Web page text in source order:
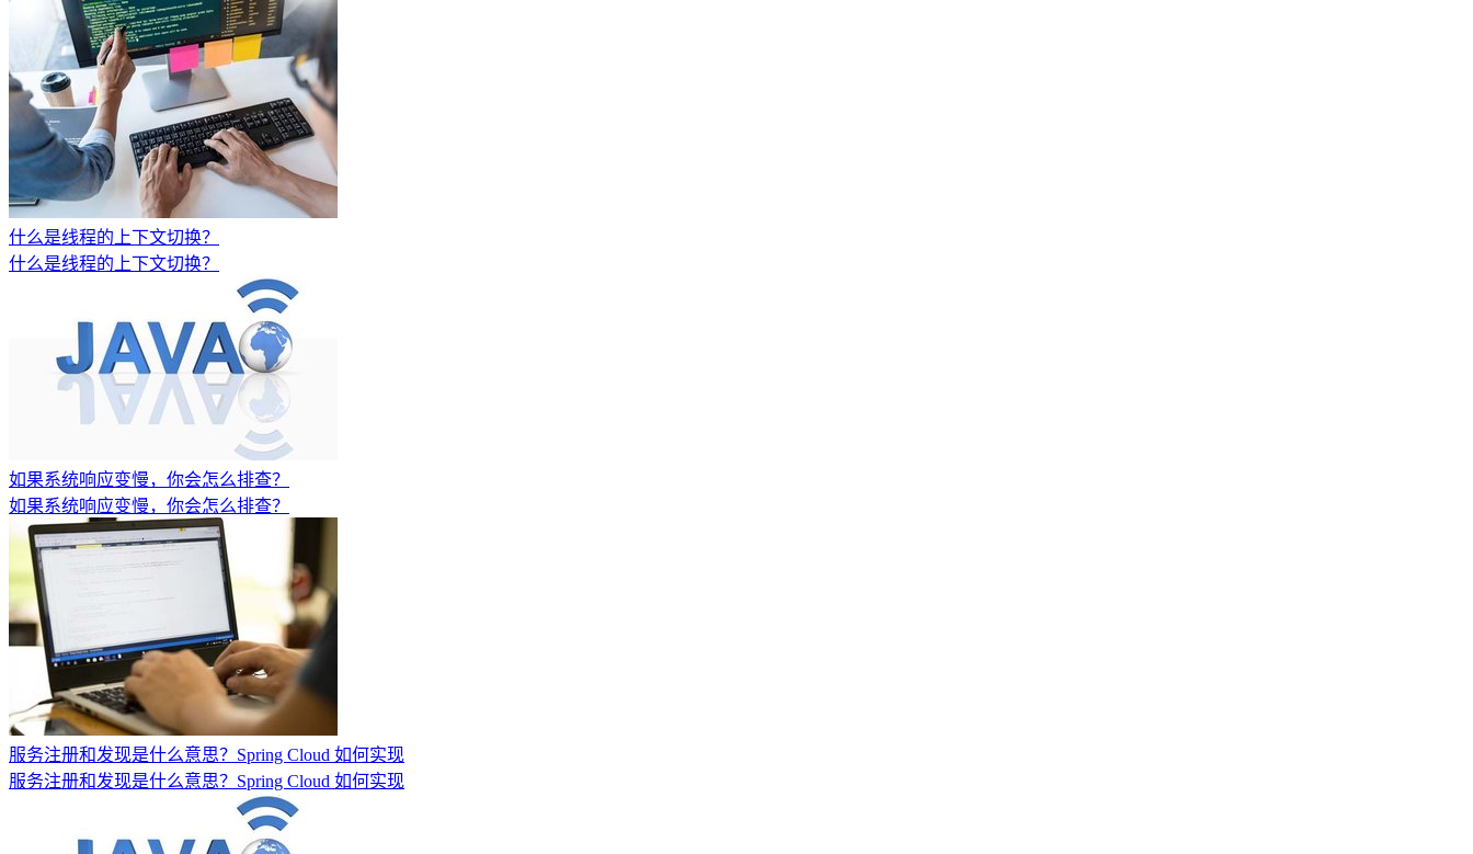
什么是线程的上下文切换？
什么是线程的上下文切换？
如果系统响应变慢，你会怎么排查？
如果系统响应变慢，你会怎么排查？
服务注册和发现是什么意思？Spring Cloud 如何实现
服务注册和发现是什么意思？Spring Cloud 如何实现